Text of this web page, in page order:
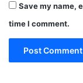
Save my name,
time I comment.